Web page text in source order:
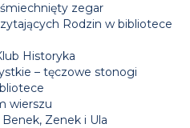
zegar
Rodzin w bibliotece
Historyka
– tęczowe stonogi
wierszu
Zenek i Ula